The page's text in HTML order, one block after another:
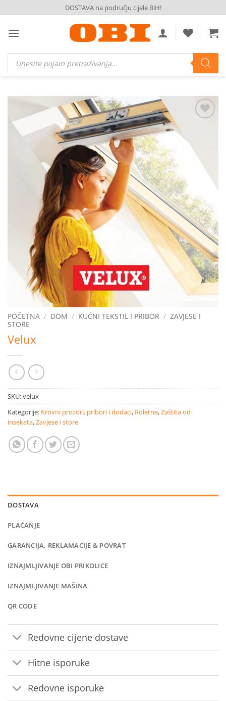
to
content
DOSTAVA na području cijele BiH!
Products
search
želja
POČETNA / DOM / KUĆNI TEKSTIL I PRIBOR / ZAVJESE I
STORE
Velux
SKU:velux
Kategorije: Krovni prozori, pribori i dodaci, Roletne,Zaštita od
insekata,Zavjese i store
DOSTAVA
PLAĆANJE
GARANCIJA, REKLAMACIJE & POVRAT
IZNAJMLJIVANJE OBI PRIKOLICE
IZNAJMLJIVANJE MAŠINA
QR CODE
Redovne cijene dostave
Hitne isporuke
Redovne isporuke